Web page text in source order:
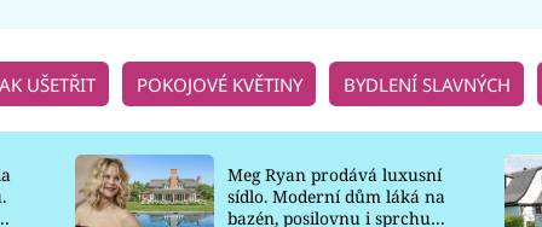
UŠETŘIT POKOJOVÉ KVĚTINY BYDLENÍ SLAVNÝCH
Meg Ryan prodává luxusní
sídlo. Moderní dům láká na
bazén, posilovnu i sprchu